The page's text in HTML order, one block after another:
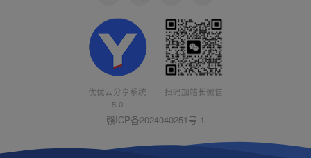
优优云分享系统
5.0
扫码加站长微信
赣ICP备2024040251号-1